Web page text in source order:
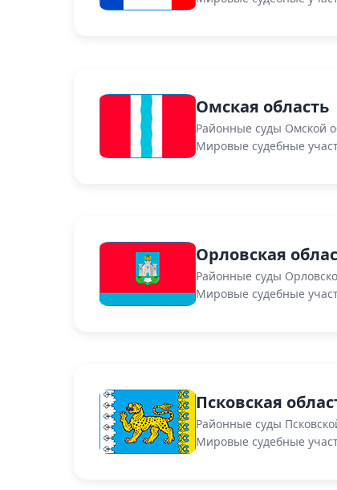
Омская область
Районные суды Омской
Мировые судебные
Орловская
Районные суды
Мировые судебные
Псковская
Районные суды
Мировые судебные